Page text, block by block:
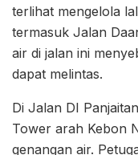
terlihat mengelola
termasuk Jalan
air di jalan ini
dapat melintas.
Di Jalan DI
Tower arah Kebon
genangan air.